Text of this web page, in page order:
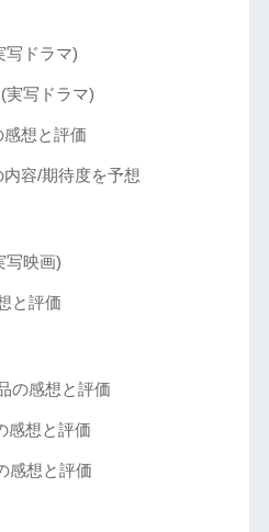
写ドラマ)
実写ドラマ)
感想と評価
容/期待度を予想
写映画)
と評価
の感想と評価
感想と評価
感想と評価